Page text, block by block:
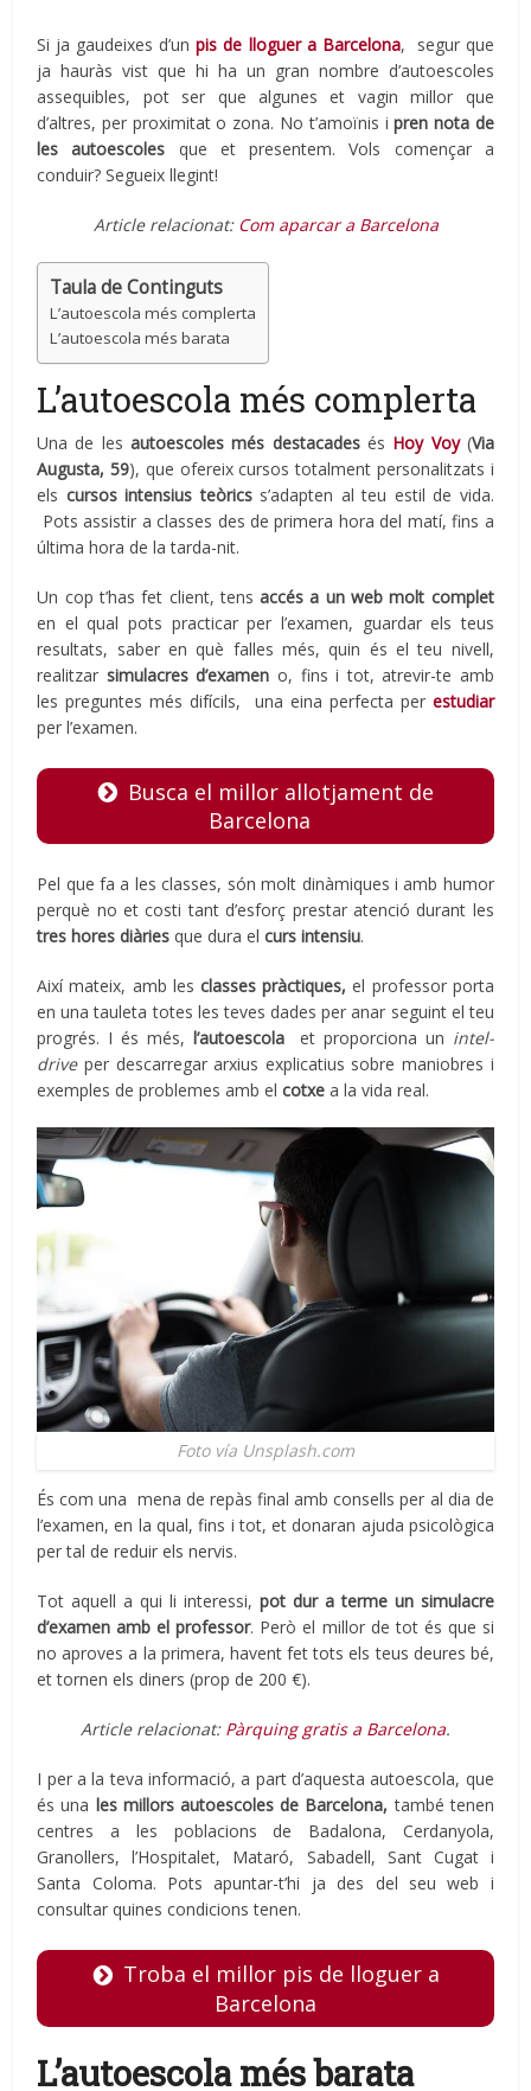
Si ja gaudeixes d’unpis de lloguer a Barcelona, segur que
ja hauràs vist que hi ha un gran nombre d’autoescoles
assequibles, pot ser que algunes et vagin millor que
d’altres, per proximitat o zona. No t’amoïnis ipren nota de
les autoescoles que et presentem. Vols començar a
conduir? Segueix llegint!
Article relacionat: Com aparcar a Barcelona
Taula de Continguts
L’autoescola més complerta
L’autoescola més barata
L’autoescola més complerta
Una de lesautoescoles més destacadesés Hoy Voy(Via
Augusta, 59), que ofereix cursos totalment personalitzats i
els cursos intensius teòricss’adapten al teu estil de vida.
Pots assistir a classes des de primera hora del matí, fins a
última hora de la tarda-nit.
Un cop t’has fet client, tensaccés a un web molt complet
en el qual pots practicar per l’examen, guardar els teus
resultats, saber en què falles més, quin és el teu nivell,
realitzar simulacres d’examen o, fins i tot, atrevir-te amb
les preguntes més difícils, una eina perfecta per estudiar
per l’examen.
Busca el millor allotjament de
Barcelona
Pel que fa a les classes, són molt dinàmiques i amb humor
perquè no et costi tant d’esforç prestar atenció durant les
tres hores diàries que dura elcurs intensiu.
Així mateix, amb les classes pràctiques,el professor porta
en una tauleta totes les teves dades per anar seguint el teu
progrés. I és més, l’autoescolaet proporciona un intel-
driveper descarregar arxius explicatius sobre maniobres i
exemples de problemes amb elcotxe a la vida real.
Foto vía Unsplash.com
És com una mena de repàs final amb consells per al dia de
l’examen, en la qual, fins i tot, et donaran ajuda psicològica
per tal de reduir els nervis.
Tot aquell a qui li interessi, pot dur a terme un simulacre
d’examen amb el professor. Però el millor de tot és que si
no aproves a la primera, havent fet tots els teus deures bé,
et tornen els diners (prop de 200 €).
Article relacionat: Pàrquing gratis a Barcelona.
I per a la teva informació, a part d’aquesta autoescola, que
és una les millors autoescoles de Barcelona,també tenen
centres a les poblacions de Badalona, Cerdanyola,
Granollers, l’Hospitalet, Mataró, Sabadell, Sant Cugat i
Santa Coloma. Pots apuntar-t’hi ja des del seu web i
consultar quines condicions tenen.
Troba el millor pis de lloguer a
Barcelona
L’autoescola més barata